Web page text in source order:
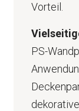
Vorteil.
PS-